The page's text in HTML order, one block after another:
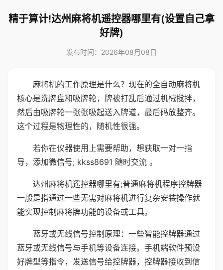
精于算计!达州麻将机遥控器哪里有(设置自己拿
好牌)
发布时间：2026年08月08日
麻将机的工作原理是什么？现在的全自动麻将机
核心是洗牌盘和吸牌轮，牌被打乱后通过机械搅拌，
然后由吸牌轮一张张吸起送入牌道，最后码放整齐。
这个过程是物理性的，随机性很强。
若你在仪器使用上需要帮助，想获取一对一指
导，添加微信号; kkss8691 随时交流 。
达州麻将机遥控器哪里有;普通麻将机程序控牌器
一般是指通过一些无需对麻将机进行复杂安装操作就
能实现控制麻将牌功能的设备或工具。
蓝牙或无线信号控制原理：一些智能控牌器通过
蓝牙或无线信号与手机等设备连接。手机端软件预设
好牌型等指令，发送信号给控牌器，控牌器接收到信